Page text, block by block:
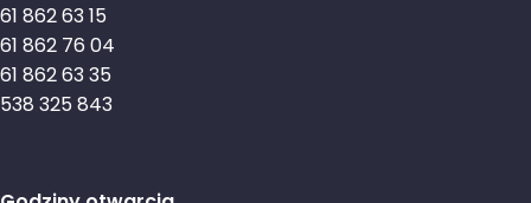
61 862 63 15
61 862 76 04
61 862 63 35
538 325 843